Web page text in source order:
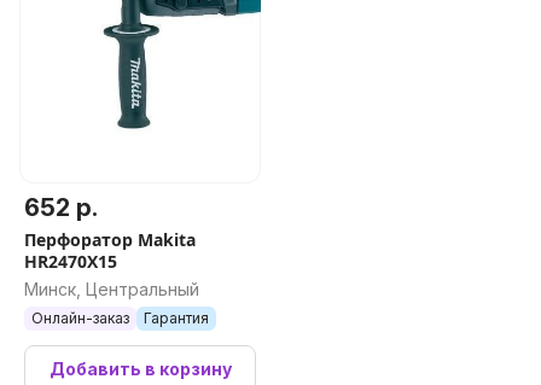
652 р.
Перфоратор Makita
HR2470X15
Минск, Центральный
Онлайн-заказ Гарантия
Добавить в корзину